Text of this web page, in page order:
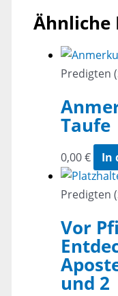
Ähnliche
Predigten
Taufe
0,00€ In
Predigten
Vor
und 2